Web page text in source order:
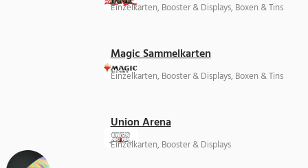
Einzelkarten, Booster & Displays, Boxen & Tins
Magic Sammelkarten
Einzelkarten, Booster & Displays, Boxen & Tins
Union Arena
Einzelkarten, Booster & Displays